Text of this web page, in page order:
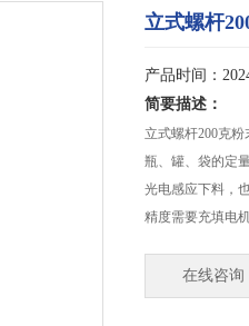
立式螺杆
产品时间：
简要描述：
立式螺杆200克
瓶、罐、袋的定
光电感应下料，
精度需要充填电
在线咨询